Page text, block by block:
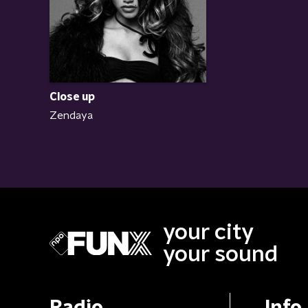
Close up
Zendaya
your city
your sound